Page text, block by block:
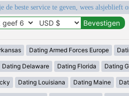
de beste service te geven, wees alsjeblieft
Dating Armed Forces Europe
Dating Delaware Dating Florida Dating
Dating Louisiana Dating Maine